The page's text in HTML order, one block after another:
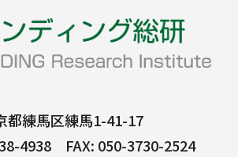
都練馬区練馬1-41-17
4938 FAX: 050-3730-2524